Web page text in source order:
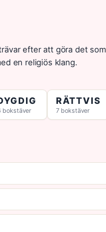
efter att göra det
en religiös klang.
bokstäver
RÄTTVIS
7 bokstäver